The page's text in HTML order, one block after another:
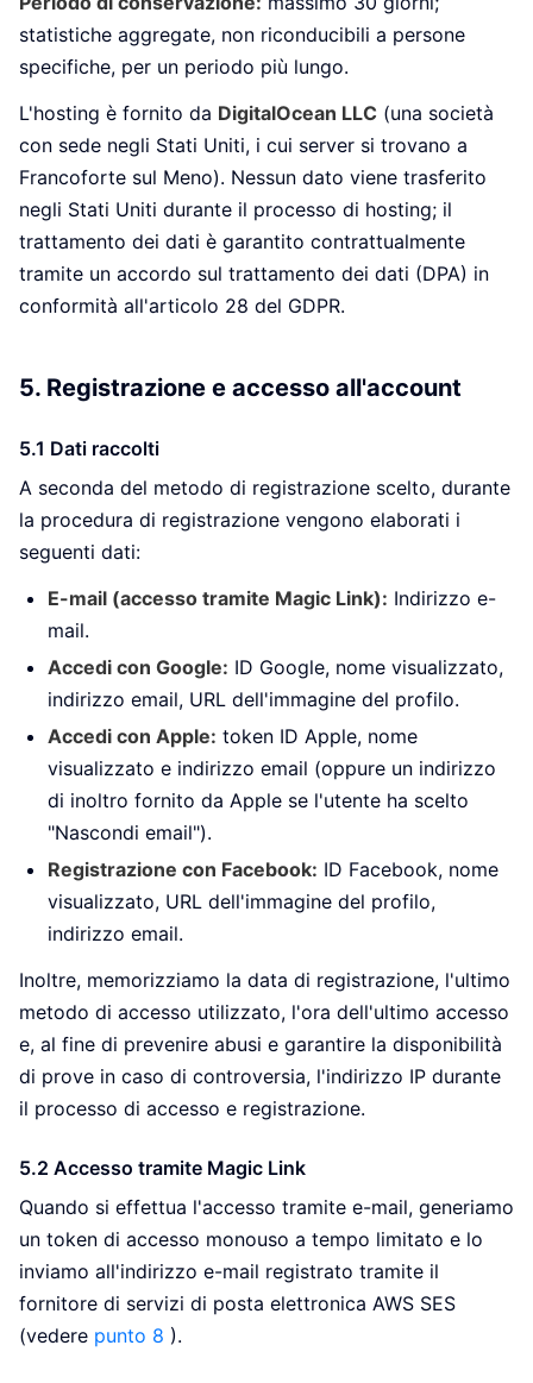
statistiche aggregate, non riconducibili a persone
specifiche, per un periodo più lungo.
L'hosting è fornito da DigitalOcean LLC (una società
con sede negli Stati Uniti, i cui server si trovano a
Francoforte sul Meno). Nessun dato viene trasferito
negli Stati Uniti durante il processo di hosting; il
trattamento dei dati è garantito contrattualmente
tramite un accordo sul trattamento dei dati (DPA) in
conformità all'articolo 28 del GDPR.
5. Registrazione e accesso all'account
5.1 Dati raccolti
A seconda del metodo di registrazione scelto, durante
la procedura di registrazione vengono elaborati i
seguenti dati:
E-mail (accesso tramite Magic Link): Indirizzo e-
mail.
Accedi con Google: ID Google, nome visualizzato,
indirizzo email, URL dell'immagine del profilo.
Accedi con Apple: token ID Apple, nome
visualizzato e indirizzo email (oppure un indirizzo
di inoltro fornito da Apple se l'utente ha scelto
"Nascondi email").
Registrazione con Facebook: ID Facebook, nome
visualizzato, URL dell'immagine del profilo,
indirizzo email.
Inoltre, memorizziamo la data di registrazione, l'ultimo
metodo di accesso utilizzato, l'ora dell'ultimo accesso
e, al fine di prevenire abusi e garantire la disponibilità
di prove in caso di controversia, l'indirizzo IP durante
il processo di accesso e registrazione.
5.2 Accesso tramite Magic Link
Quando si effettua l'accesso tramite e-mail, generiamo
un token di accesso monouso a tempo limitato e lo
inviamo all'indirizzo e-mail registrato tramite il
fornitore di servizi di posta elettronica AWS SES
(vedere punto 8 ).